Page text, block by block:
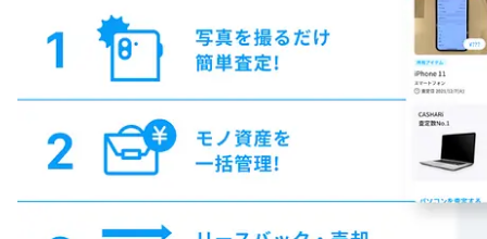
転職
大学発スタートアップ